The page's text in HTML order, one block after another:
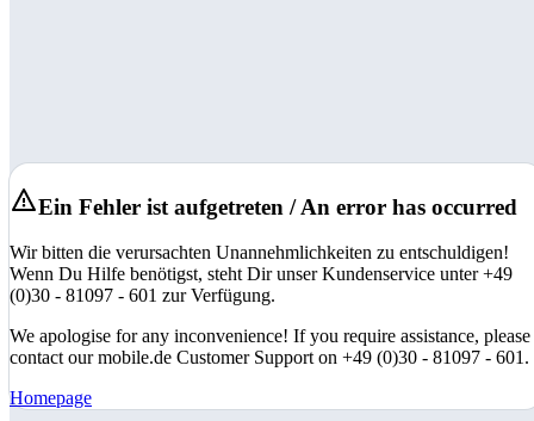
Ein Fehler ist aufgetreten / An error has occurred
Wir bitten die verursachten Unannehmlichkeiten zu entschuldigen!
Wenn Du Hilfe benötigst, steht Dir unser Kundenservice unter +49
(0)30 - 81097 - 601 zur Verfügung.
We apologise for any inconvenience! If you require assistance, please
contact our mobile.de Customer Support on +49 (0)30 - 81097 - 601.
Homepage